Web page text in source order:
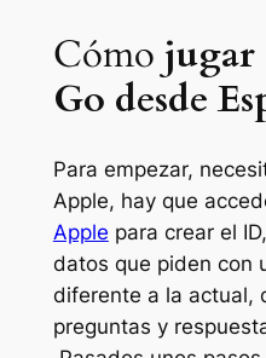
Cómo jugar
Go desde
Para empezar,
Apple, hay que
Apple para crear el
datos que piden con
diferente a la actual,
preguntas y